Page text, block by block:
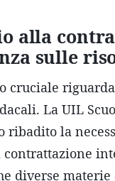
alla
sulle
cruciale
La UIL
ribadito la
diverse